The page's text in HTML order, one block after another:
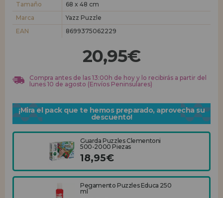
¿Eres Profesional o Empresa?. ¿Quieres vender en tu negocio
condiciones de ventas con descuentos especiales para la distribución.
¡Adelante! Te estábamos esperando.
REGISTRO DISTRIBUIDOR
Tamaño
68 x 48 cm
Marca
Yazz Puzzle
EAN
8699375062229
20,95€
Compra antes de las 13:00h de hoy y lo recibirás a partir del
lunes 10 de agosto (Envíos Peninsulares)
¡Mira el pack que te hemos preparado, aprovecha su
descuento!
Guarda Puzzles Clementoni
500-2000 Piezas
18,95€
Pegamento Puzzles Educa 250
ml